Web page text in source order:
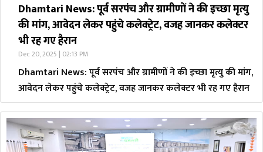
Dhamtari News: पूर्व सरपंच और ग्रामीणों ने की इच्छा मृत्यु
की मांग, आवेदन लेकर पहुंचे कलेक्ट्रेट, वजह जानकर कलेक्टर
भी रह गए हैरान
Dec 20, 2025 | 02:13 PM
Dhamtari News: पूर्व सरपंच और ग्रामीणों ने की इच्छा मृत्यु की मांग,
आवेदन लेकर पहुंचे कलेक्ट्रेट, वजह जानकर कलेक्टर भी रह गए हैरान